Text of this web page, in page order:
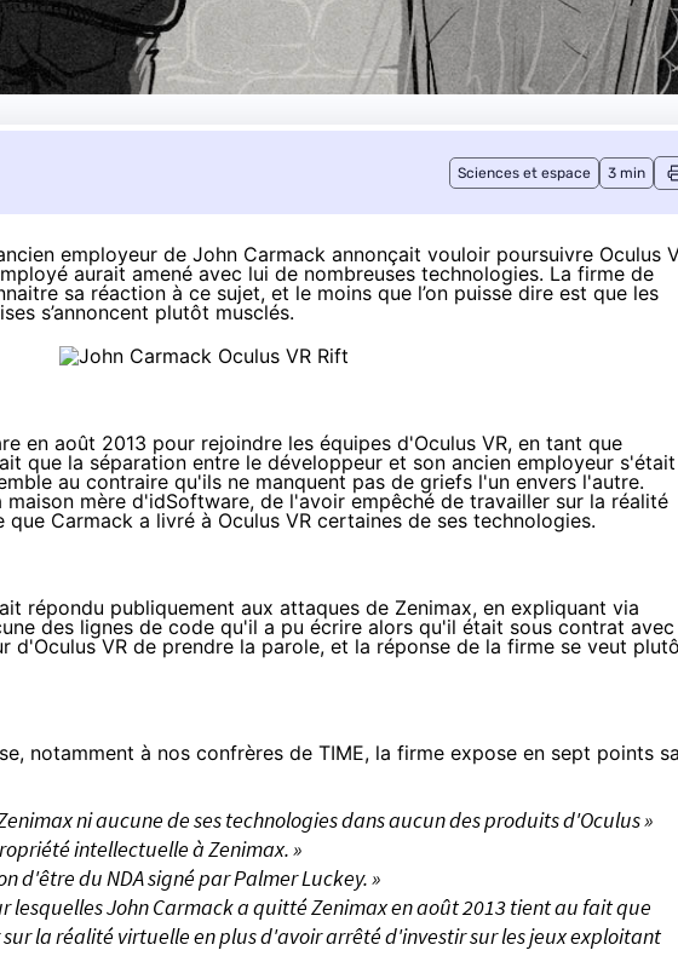
Sciences et espace 3 min
employeur de John Carmack annonçait vouloir poursuivre Oculus
aurait amené avec lui de nombreuses technologies. La firme de
sa réaction à ce sujet, et le moins que l’on puisse dire est que les
s’annoncent plutôt musclés.
en août 2013 pour rejoindre les équipes d'Oculus VR, en tant que
que la séparation entre le développeur et son ancien employeur s'était
au contraire qu'ils ne manquent pas de griefs l'un envers l'autre.
maison mère d'idSoftware, de l'avoir empêché de travailler sur la réalité
Carmack a livré à Oculus VR certaines de ses technologies.
répondu publiquement aux attaques de Zenimax, en expliquant via
des lignes de code qu'il a pu écrire alors qu'il était sous contrat avec
d'Oculus VR de prendre la parole, et la réponse de la firme se veut
notamment à nos confrères de TIME, la firme expose en sept points
ni aucune de ses technologies dans aucun des produits d'Oculus »
intellectuelle à Zenimax. »
d'être du NDA signé par Palmer Luckey. »
lesquelles John Carmack a quitté Zenimax en août 2013 tient au fait que
la réalité virtuelle en plus d'avoir arrêté d'investir sur les jeux exploitant